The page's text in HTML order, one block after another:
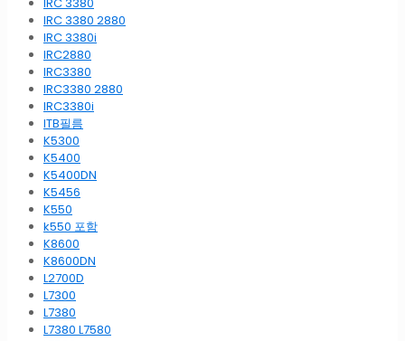
IRC 3380 2880
IRC 3380i
IRC2880
IRC3380
IRC3380 2880
IRC3380i
ITB필름
K5300
K5400
K5400DN
K5456
K550
k550 포함
K8600
K8600DN
L2700D
L7300
L7380
L7380 L7580